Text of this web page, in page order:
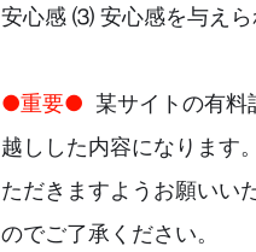
安心感 ⑶ 安心感を与えら
●重要● 某サイトの有料
越しした内容になります
ただきますようお願いい
のでご了承ください。